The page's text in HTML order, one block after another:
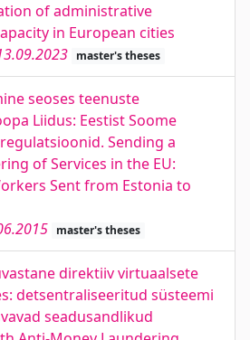
of administrative
in European cities
master's theses
seoses teenuste
Liidus: Eestist Soome
Sending a
of Services in the EU:
Sent from Estonia to
master's theses
direktiiv virtuaalsete
detsentraliseeritud süsteemi
seadusandlikud